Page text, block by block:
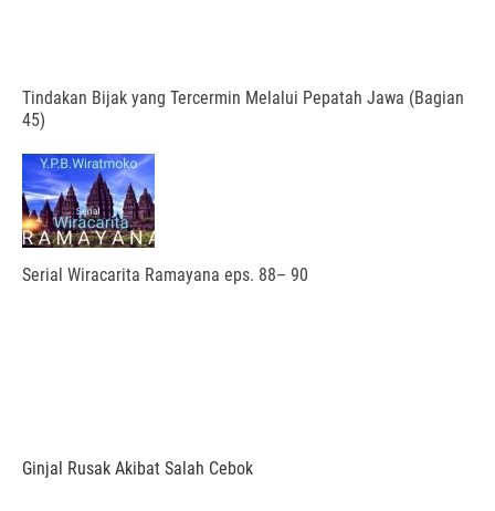
Tindakan Bijak yang Tercermin Melalui Pepatah Jawa (Bagian
45)
Serial Wiracarita Ramayana eps. 88– 90
Ginjal Rusak Akibat Salah Cebok